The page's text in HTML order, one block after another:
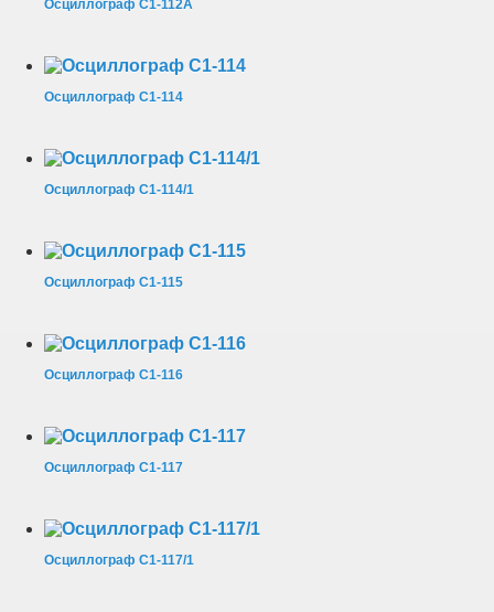
Осциллограф С1-112А
Осциллограф С1-114
Осциллограф С1-114/1
Осциллограф С1-115
Осциллограф С1-116
Осциллограф С1-117
Осциллограф С1-117/1